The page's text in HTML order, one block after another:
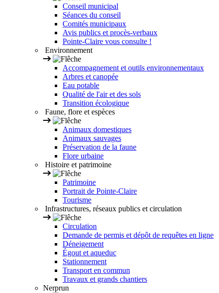
Conseil municipal
Séances du conseil
Comités municipaux
Avis publics et procès-verbaux
Pointe-Claire vous consulte !
Environnement
Accompagnement et outils environnementaux
Arbres et canopée
Eau potable
Qualité de l'air et des sols
Transition écologique
Faune, flore et espèces
Animaux domestiques
Animaux sauvages
Préservation de la faune
Flore urbaine
Histoire et patrimoine
Patrimoine
Portrait de Pointe-Claire
Tourisme
Infrastructures, réseaux publics et circulation
Circulation
Demande de permis et dépôt de requêtes en ligne
Déneigement
Égout et aqueduc
Stationnement
Transport en commun
Travaux et grands chantiers
Nerprun